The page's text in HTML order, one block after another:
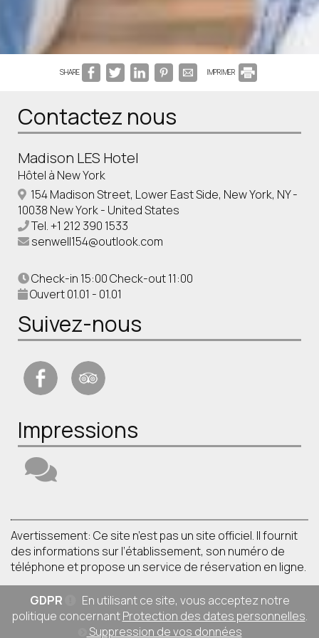
SHARE IMPRIMER
Contactez nous
Madison LES Hotel
Hôtel à New York
154 Madison Street, Lower East Side, New York, NY -
10038 New York - United States
Tel.+1 212 390 1533
senwell154@outlook.com
Check-in 15:00 Check-out 11:00
Ouvert 01.01 - 01.01
Suivez-nous
Impressions
Avertissement: Ce site n’est pas un site officiel. Il fournit
des informations sur l’établissement, son numéro de
téléphone et propose un service de réservation en ligne.
GDPR
En utilisant ce site, vous acceptez notre
politique concernantProtection des dates personnelles.
Suppression de vos données